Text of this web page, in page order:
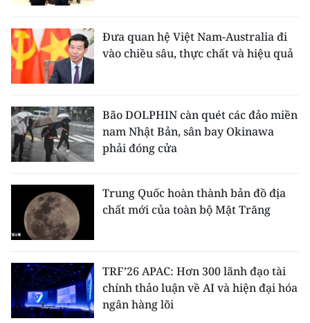
Đưa quan hệ Việt Nam-Australia đi
vào chiều sâu, thực chất và hiệu quả
Bão DOLPHIN càn quét các đảo miền
nam Nhật Bản, sân bay Okinawa
phải đóng cửa
Trung Quốc hoàn thành bản đồ địa
chất mới của toàn bộ Mặt Trăng
TRF’26 APAC: Hơn 300 lãnh đạo tài
chính thảo luận về AI và hiện đại hóa
ngân hàng lõi